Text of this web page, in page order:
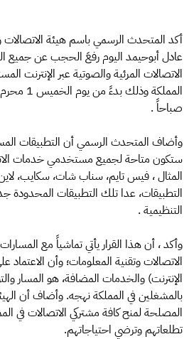
أكد المتحدث الرسمي باسم هيئة الاتصالات
عادل أبوحيمد اليوم رفعَ الحجب عن جميع
الاتصالات المرئية والصوتية عبر الإنترنت
صباحاً .
وأضاف المتحدث الرسمي أن التطبيقات
ستكون متاحة لجميع مستخدمي خدمات
المثال ، فيس تايم، سناب شات، سكايب،
التطبيقات، عدا تلك التطبيقات المحدودة
التنظيمية .
وأكد ، أن هذا القرار يأتي تماشياً مع
الاتصالات وتقنية المعلومات؛ وأن الاعتماد
الإنترنت) والخدمات المضافة، هو المسار
بالمشغلين في المملكة نهجه. وأضاف أن
المصلحة لمنح كافة مشتركي الاتصالات في
تطلعاتهم وترضي احتياجاتهم.